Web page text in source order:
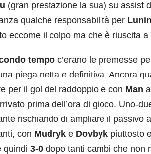
(gran prestazione la sua) su assist
qualche responsabilità per Lunin
eccome il colpo ma che è riuscita
tempo c’erano le premesse
piega netta e definitiva. Ancora
per il gol del raddoppio e con Man
prima dell’ora di gioco. Uno-
rischiando di ampliare il passivo
con Mudryk e Dovbyk piuttosto
quindi 3-0 dopo tanti cambi che non